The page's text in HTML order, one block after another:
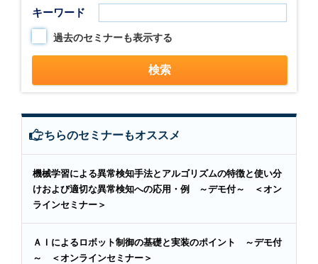
キーワード
過去のセミナーも表示する
こちらのセミナーもオススメ
機械学習による異常検知手法とアルゴリズムの特徴と使い分
けおよび適切な異常検知への応用・例 ～デモ付～ ＜オン
ラインセミナー＞
ＡＩによるロボット制御の基礎と実装のポイント ～デモ付
～ ＜オンラインセミナー＞